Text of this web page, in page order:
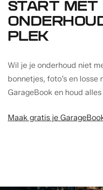
START MET
PLEK
Wil je je onderhoud niet
bonnetjes, foto’s en
GarageBook en houd
Maak gratis je